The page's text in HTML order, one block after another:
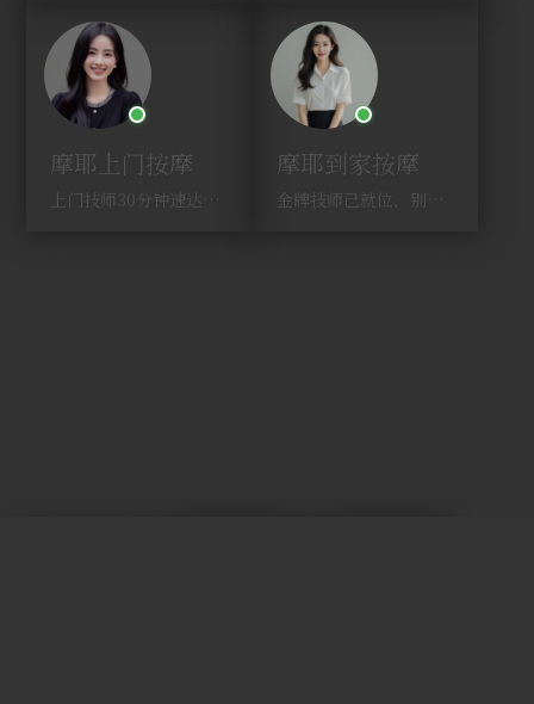
摩耶上门按摩
上门技师30分钟速达，别问，快约！
摩耶到家按摩
金牌技师已就位，别纠结，马上预约！